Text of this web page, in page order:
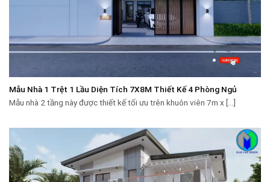
Mẫu Nhà 1 Trệt 1 Lầu Diện Tích 7X8M Thiết Kế 4 Phòng Ngủ
Mẫu nhà 2 tầng này được thiết kế tối ưu trên khuôn viên 7m x [...]